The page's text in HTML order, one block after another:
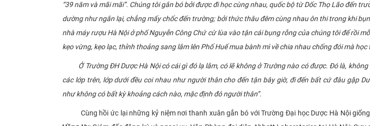
“39 năm và mãi mãi”. Chúng tôi gắn bó bởi được đi học cùng nhau, quốc bộ từ Dốc Thọ Lão đến
dường như ngắn lại, chẳng mấy chốc đến trường; bởi thức thâu đêm cùng nhau ôn thi trong khi
nhà máy rượu Hà Nội ở phố Nguyễn Công Chứ cừ lùa vào tận cái bụng rỗng của chúng tôi để rồi
kẹo vừng, kẹo lạc, thỉnh thoảng sang lắm lên Phố Huế mua bành mì về chia nhau chống đói mà học
Ở Trường ĐH Dược Hà Nội có cái gì đó lạ lắm, có lẽ không ở Trường nào có được. Đó là, không
các lớp trên, lớp dưới đều coi nhau như người thân cho đến tận bây giờ, đi đến bất cứ đâu gặp
như không có bất kỳ khoảng cách nào, mặc định đó người thân”.
Cùng hồi ức lại những kỷ niệm nơi thanh xuân gắn bó với Trường Đại học Dược Hà Nội